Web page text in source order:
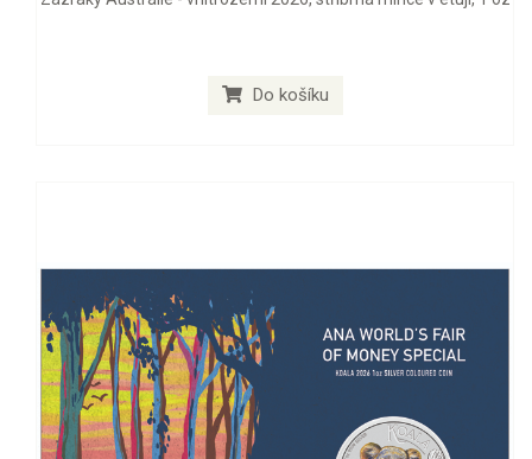
Do košíku